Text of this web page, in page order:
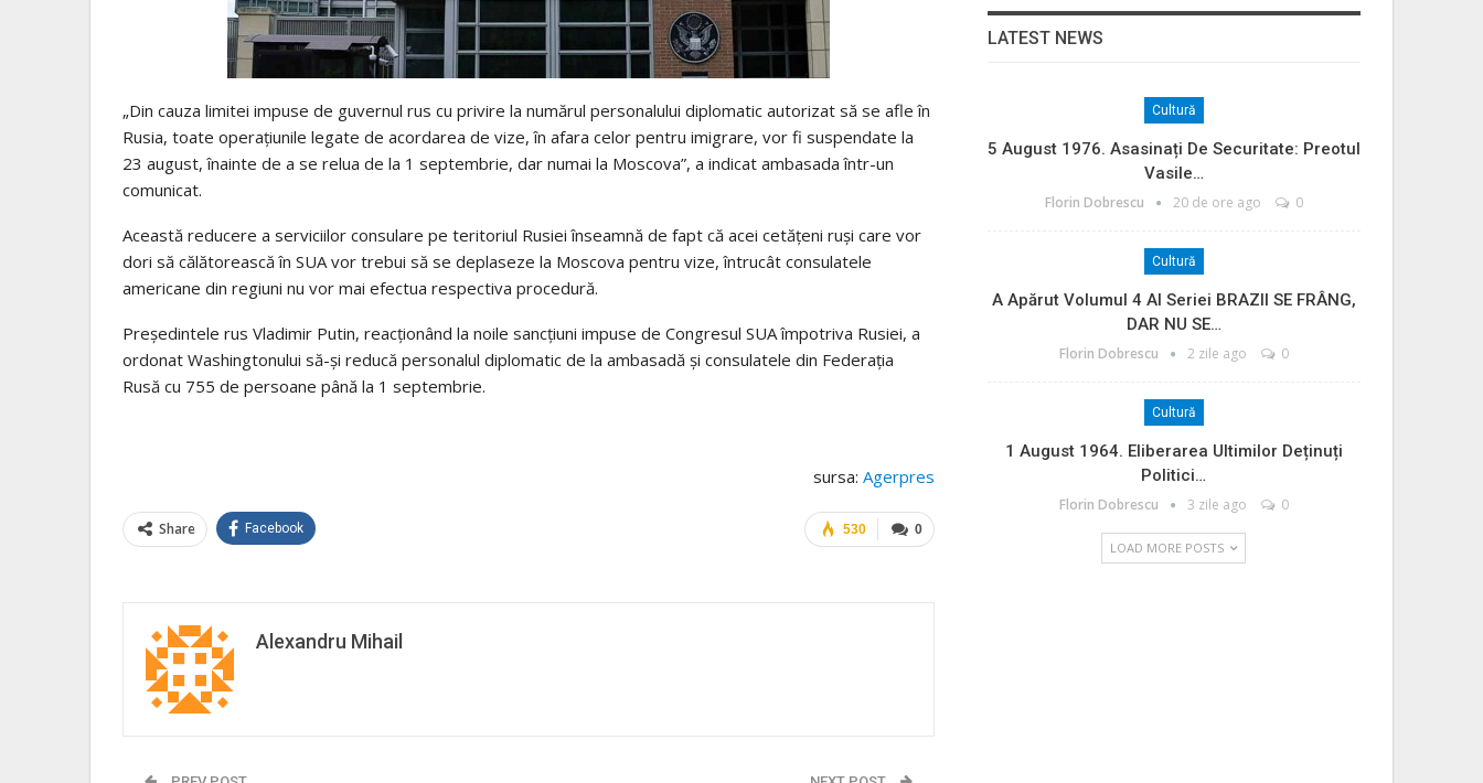
„Din cauza limitei impuse de guvernul rus cu privire la numărul personalului diplomatic autorizat să se afle în
Rusia, toate operațiunile legate de acordarea de vize, în afara celor pentru imigrare, vor fi suspendate la
23 august, înainte de a se relua de la 1 septembrie, dar numai la Moscova”, a indicat ambasada într-un
comunicat.
Această reducere a serviciilor consulare pe teritoriul Rusiei înseamnă de fapt că acei cetățeni ruși care vor
dori să călătorească în SUA vor trebui să se deplaseze la Moscova pentru vize, întrucât consulatele
americane din regiuni nu vor mai efectua respectiva procedură.
Președintele rus Vladimir Putin, reacționând la noile sancțiuni impuse de Congresul SUA împotriva Rusiei, a
ordonat Washingtonului să-și reducă personalul diplomatic de la ambasadă și consulatele din Federația
Rusă cu 755 de persoane până la 1 septembrie.
sursa: Agerpres
0
530
Share Facebook
Alexandru Mihail
LATEST NEWS
Cultură
5 August 1976. Asasinați De Securitate: Preotul
Vasile…
Florin Dobrescu 20 de ore ago 0
Cultură
A Apărut Volumul 4 Al Seriei BRAZII SE FRÂNG,
DAR NU SE…
Florin Dobrescu 2 zile ago 0
Cultură
1 August 1964. Eliberarea Ultimilor Deținuți
Politici…
Florin Dobrescu 3 zile ago 0
LOAD MORE POSTS